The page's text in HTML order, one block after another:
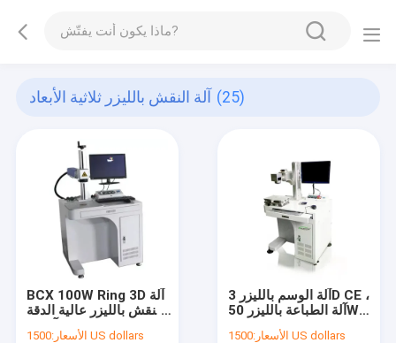
آلة النقش بالليزر ثلاثية الأبعاد (25)
BCX 100W Ring 3D آلة
النقش بالليزر عالية الدقة
الأسعار: 1500 US dollars
آلة الوسم بالليزر 3D CE ،
آلة الطباعة بالليزر 50W
الأسعار: 1500 US dollars